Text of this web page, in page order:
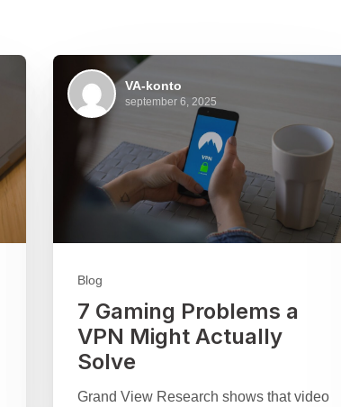
VA-konto
september 6, 2025
Blog
7 Gaming Problems a
VPN Might Actually
Solve
Grand View Research shows that video